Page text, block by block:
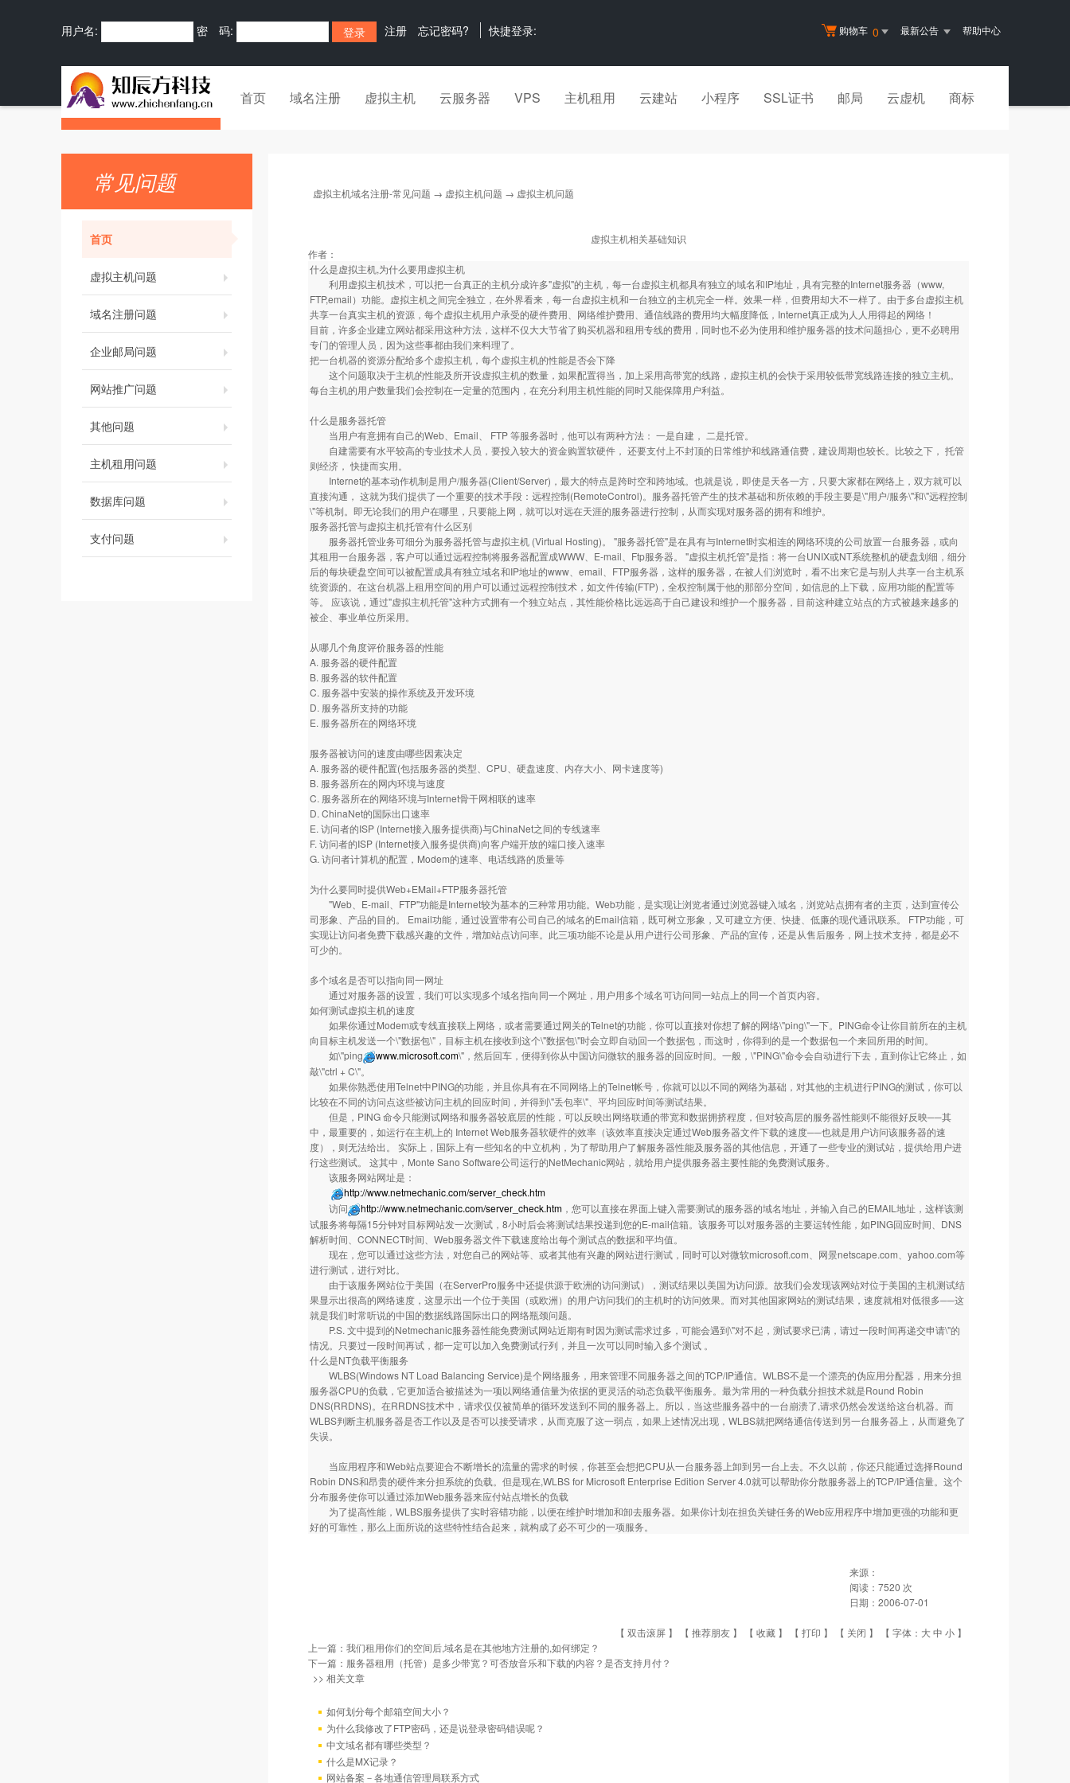
购物车 0 最新公告 帮助中心
用户名: 密 码: 注册 忘记密码? 快捷登录:
首页 域名注册 虚拟主机 云服务器 VPS 主机租用 云建站 小程序 SSL证书 邮局 云虚机 商标
常见问题
首页
虚拟主机问题
域名注册问题
企业邮局问题
网站推广问题
其他问题
主机租用问题
数据库问题
支付问题
虚拟主机域名注册-常见问题 → 虚拟主机问题 → 虚拟主机问题
虚拟主机相关基础知识
作者：
什么是虚拟主机,为什么要用虚拟主机
利用虚拟主机技术，可以把一台真正的主机分成许多"虚拟"的主机，每一台虚拟主机都具有独立的域名和IP地址，具有完整的Internet服务器（www,
FTP,email）功能。虚拟主机之间完全独立，在外界看来，每一台虚拟主机和一台独立的主机完全一样。效果一样，但费用却大不一样了。由于多台虚拟主机
共享一台真实主机的资源，每个虚拟主机用户承受的硬件费用、网络维护费用、通信线路的费用均大幅度降低，Internet真正成为人人用得起的网络！
目前，许多企业建立网站都采用这种方法，这样不仅大大节省了购买机器和租用专线的费用，同时也不必为使用和维护服务器的技术问题担心，更不必聘用
专门的管理人员，因为这些事都由我们来料理了。
把一台机器的资源分配给多个虚拟主机，每个虚拟主机的性能是否会下降
这个问题取决于主机的性能及所开设虚拟主机的数量，如果配置得当，加上采用高带宽的线路，虚拟主机的会快于采用较低带宽线路连接的独立主机。
每台主机的用户数量我们会控制在一定量的范围内，在充分利用主机性能的同时又能保障用户利益。
什么是服务器托管
当用户有意拥有自己的Web、Email、 FTP 等服务器时，他可以有两种方法： 一是自建， 二是托管。
自建需要有水平较高的专业技术人员，要投入较大的资金购置软硬件， 还要支付上不封顶的日常维护和线路通信费，建设周期也较长。比较之下， 托管
则经济， 快捷而实用。
Internet的基本动作机制是用户/服务器(Client/Server)，最大的特点是跨时空和跨地域。也就是说，即使是天各一方，只要大家都在网络上，双方就可以
直接沟通， 这就为我们提供了一个重要的技术手段：远程控制(RemoteControl)。服务器托管产生的技术基础和所依赖的手段主要是\"用户/服务\"和\"远程控制
\"等机制。即无论我们的用户在哪里，只要能上网，就可以对远在天涯的服务器进行控制，从而实现对服务器的拥有和维护。
服务器托管与虚拟主机托管有什么区别
服务器托管业务可细分为服务器托管与虚拟主机 (Virtual Hosting)。 "服务器托管"是在具有与Internet时实相连的网络环境的公司放置一台服务器，或向
其租用一台服务器，客户可以通过远程控制将服务器配置成WWW、E-mail、Ftp服务器。 "虚拟主机托管"是指：将一台UNIX或NT系统整机的硬盘划细，细分
后的每块硬盘空间可以被配置成具有独立域名和IP地址的www、email、FTP服务器，这样的服务器，在被人们浏览时，看不出来它是与别人共享一台主机系
统资源的。在这台机器上租用空间的用户可以通过远程控制技术，如文件传输(FTP)，全权控制属于他的那部分空间，如信息的上下载，应用功能的配置等
等。 应该说，通过"虚拟主机托管"这种方式拥有一个独立站点，其性能价格比远远高于自己建设和维护一个服务器，目前这种建立站点的方式被越来越多的
被企、事业单位所采用。
从哪几个角度评价服务器的性能
A. 服务器的硬件配置
B. 服务器的软件配置
C. 服务器中安装的操作系统及开发环境
D. 服务器所支持的功能
E. 服务器所在的网络环境
服务器被访问的速度由哪些因素决定
A. 服务器的硬件配置(包括服务器的类型、CPU、硬盘速度、内存大小、网卡速度等)
B. 服务器所在的网内环境与速度
C. 服务器所在的网络环境与Internet骨干网相联的速率
D. ChinaNet的国际出口速率
E. 访问者的ISP (Internet接入服务提供商)与ChinaNet之间的专线速率
F. 访问者的ISP (Internet接入服务提供商)向客户端开放的端口接入速率
G. 访问者计算机的配置，Modem的速率、电话线路的质量等
为什么要同时提供Web+EMail+FTP服务器托管
"Web、E-mail、FTP"功能是Internet较为基本的三种常用功能。Web功能，是实现让浏览者通过浏览器键入域名，浏览站点拥有者的主页，达到宣传公
司形象、产品的目的。 Email功能，通过设置带有公司自己的域名的Email信箱，既可树立形象，又可建立方便、快捷、低廉的现代通讯联系。 FTP功能，可
实现让访问者免费下载感兴趣的文件，增加站点访问率。此三项功能不论是从用户进行公司形象、产品的宣传，还是从售后服务，网上技术支持，都是必不
可少的。
多个域名是否可以指向同一网址
通过对服务器的设置，我们可以实现多个域名指向同一个网址，用户用多个域名可访问同一站点上的同一个首页内容。
如何测试虚拟主机的速度
如果你通过Modem或专线直接联上网络，或者需要通过网关的Telnet的功能，你可以直接对你想了解的网络\"ping\"一下。PING命令让你目前所在的主机
向目标主机发送一个\"数据包\"，目标主机在接收到这个\"数据包\"时会立即自动回一个数据包，而这时，你得到的是一个数据包一个来回所用的时间。
如\"ping
www.microsoft.com\"，然后回车，便得到你从中国访问微软的服务器的回应时间。一般，\"PING\"命令会自动进行下去，直到你让它终止，如
敲\"ctrl + C\"。
如果你熟悉使用Telnet中PING的功能，并且你具有在不同网络上的Telnet帐号，你就可以以不同的网络为基础，对其他的主机进行PING的测试，你可以
比较在不同的访问点这些被访问主机的回应时间，并得到\"丢包率\"、平均回应时间等测试结果。
但是，PING 命令只能测试网络和服务器较底层的性能，可以反映出网络联通的带宽和数据拥挤程度，但对较高层的服务器性能则不能很好反映──其
中，最重要的，如运行在主机上的 Internet Web服务器软硬件的效率（该效率直接决定通过Web服务器文件下载的速度──也就是用户访问该服务器的速
度），则无法给出。 实际上，国际上有一些知名的中立机构，为了帮助用户了解服务器性能及服务器的其他信息，开通了一些专业的测试站，提供给用户进
行这些测试。 这其中，Monte Sano Software公司运行的NetMechanic网站，就给用户提供服务器主要性能的免费测试服务。
该服务网站网址是：
http://www.netmechanic.com/server_check.htm
访问
http://www.netmechanic.com/server_check.htm ，您可以直接在界面上键入需要测试的服务器的域名地址，并输入自己的EMAIL地址，这样该测
试服务将每隔15分钟对目标网站发一次测试，8小时后会将测试结果投递到您的E-mail信箱。该服务可以对服务器的主要运转性能，如PING回应时间、DNS
解析时间、CONNECT时间、Web服务器文件下载速度给出每个测试点的数据和平均值。
现在，您可以通过这些方法，对您自己的网站等、或者其他有兴趣的网站进行测试，同时可以对微软microsoft.com、网景netscape.com、yahoo.com等
进行测试，进行对比。
由于该服务网站位于美国（在ServerPro服务中还提供源于欧洲的访问测试），测试结果以美国为访问源。故我们会发现该网站对位于美国的主机测试结
果显示出很高的网络速度，这显示出一个位于美国（或欧洲）的用户访问我们的主机时的访问效果。而对其他国家网站的测试结果，速度就相对低很多──这
就是我们时常听说的中国的数据线路国际出口的网络瓶颈问题。
P.S. 文中提到的Netmechanic服务器性能免费测试网站近期有时因为测试需求过多，可能会遇到\"对不起，测试要求已满，请过一段时间再递交申请\"的
情况。只要过一段时间再试，都一定可以加入免费测试行列，并且一次可以同时输入多个测试 。
什么是NT负载平衡服务
WLBS(Windows NT Load Balancing Service)是个网络服务，用来管理不同服务器之间的TCP/IP通信。WLBS不是一个漂亮的伪应用分配器，用来分担
服务器CPU的负载，它更加适合被描述为一项以网络通信量为依据的更灵活的动态负载平衡服务。最为常用的一种负载分担技术就是Round Robin
DNS(RRDNS)。在RRDNS技术中，请求仅仅被简单的循环发送到不同的服务器上。所以，当这些服务器中的一台崩溃了,请求仍然会发送给这台机器。而
WLBS判断主机服务器是否工作以及是否可以接受请求，从而克服了这一弱点，如果上述情况出现，WLBS就把网络通信传送到另一台服务器上，从而避免了
失误。
当应用程序和Web站点要迎合不断增长的流量的需求的时候，你甚至会想把CPU从一台服务器上卸到另一台上去。不久以前，你还只能通过选择Round
Robin DNS和昂贵的硬件来分担系统的负载。但是现在,WLBS for Microsoft Enterprise Edition Server 4.0就可以帮助你分散服务器上的TCP/IP通信量。这个
分布服务使你可以通过添加Web服务器来应付站点增长的负载
为了提高性能，WLBS服务提供了实时容错功能，以便在维护时增加和卸去服务器。如果你计划在担负关键任务的Web应用程序中增加更强的功能和更
好的可靠性，那么上面所说的这些特性结合起来，就构成了必不可少的一项服务。
来源：
阅读： 7520 次
日期： 2006-07-01
【 双击滚屏 】 【 推荐朋友 】 【 收藏 】 【 打印 】 【 关闭 】 【 字体： 大中 小 】
上一篇： 我们租用你们的空间后,域名是在其他地方注册的,如何绑定？
下一篇： 服务器租用（托管）是多少带宽？可否放音乐和下载的内容？是否支持月付？
>> 相关文章
如何划分每个邮箱空间大小？
为什么我修改了FTP密码，还是说登录密码错误呢？
中文域名都有哪些类型？
什么是MX记录？
网站备案－各地通信管理局联系方式